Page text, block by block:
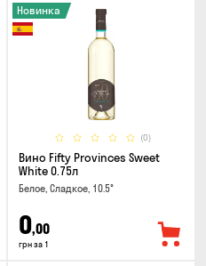
(0)
Новинка
Вино Fifty Provinces Sweet
White 0.75л
Белое, Сладкое, 10.5°
0,00
грн за 1